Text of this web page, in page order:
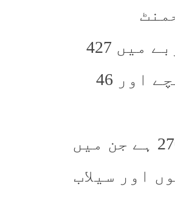
اتھارٹی (این ڈی ایم اے) کی رپورٹ کے مطابق صوبے میں 427
افراد جاں بحق ہو چکے ہیں جن میں 321 مرد، 60 بچے اور 46
رپورٹ میں بتایا گیا ہے کہ زخمیوں کی تعداد 270 ہے جن میں
بارشوں اور سیلاب